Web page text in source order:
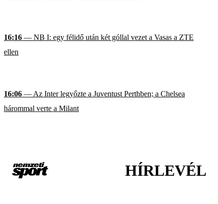
16:16 — NB I: egy félidő után két góllal vezet a Vasas a ZTE
ellen
16:06 — Az Inter legyőzte a Juventust Perthben; a Chelsea
hárommal verte a Milant
HÍRLEVÉL